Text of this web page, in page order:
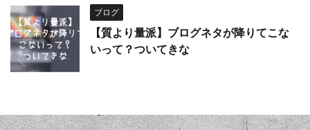
ブログ
【質より量派】ブログネタが降りてこな
いって？ついてきな